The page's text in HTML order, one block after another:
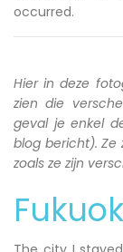
occurred.
Hier in deze
zien die
geval je enkel
blog bericht). Ze
zoals ze zijn